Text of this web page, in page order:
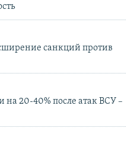
санкций против
20-40% после атак ВСУ –